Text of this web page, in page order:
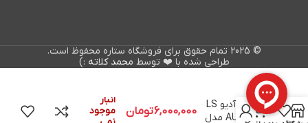
© 2025 تمام حقوق برای فروشگاه ستاره محفوظ است.
طراحی شده با ❤️ توسط محمد کلاته :)
آمپلی فایر ال
اس آدیو LS
AUDIO مدل
6,000,000تومان
انبار
موجود
0